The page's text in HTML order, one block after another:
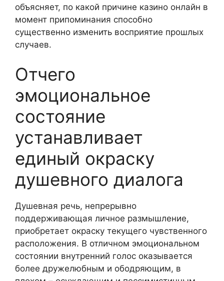
объясняет, по какой причине казино онлайн в
момент припоминания способно
существенно изменить восприятие прошлых
случаев.
Отчего
эмоциональное
состояние
устанавливает
единый окраску
душевного диалога
Душевная речь, непрерывно
поддерживающая личное размышление,
приобретает окраску текущего чувственного
расположения. В отличном эмоциональном
состоянии внутренний голос оказывается
более дружелюбным и ободряющим, в